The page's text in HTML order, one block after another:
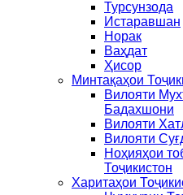
Турсунзода
Истаравшан
Норак
Ваҳдат
Ҳисор
Минтақаҳои
Вилояти
Бадахшони
Вилояти
Вилояти
Ноҳияҳои
Тоҷикистон
Харитаҳои